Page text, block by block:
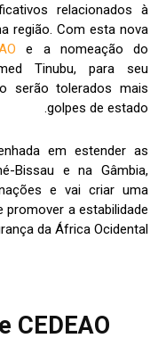
relacionados à
região. Com esta nova
e a nomeação do
Tinubu, para seu
serão tolerados mais
golpes de estado.
em estender as
Bissau e na Gâmbia,
e vai criar uma
promover a estabilidade
da África Ocidental.
CEDEAO